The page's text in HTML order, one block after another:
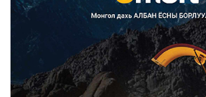
Францад иргэд рүү зөвшөөрөлгүй
сурталчилгааны дууд...
2026/08/07